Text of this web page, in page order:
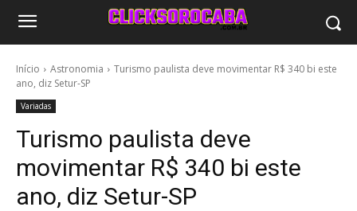
Início Astronomia
Turismo paulista deve movimentar R$ 340 bi este
ano, diz Setur-SP
Variadas
Turismo paulista deve
movimentar R$ 340 bi este
ano, diz Setur-SP